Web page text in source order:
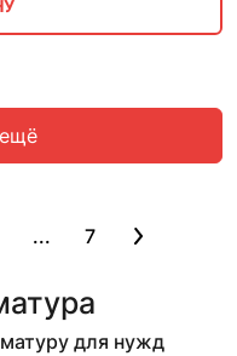
... 7
для нужд